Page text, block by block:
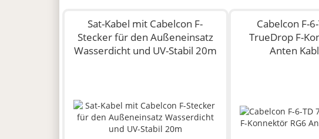
Sat-Kabel mit Cabelcon F-
Stecker für den Außeneinsatz
Wasserdicht und UV-Stabil 20m
Cabelcon F-
TrueDrop F-
Anten